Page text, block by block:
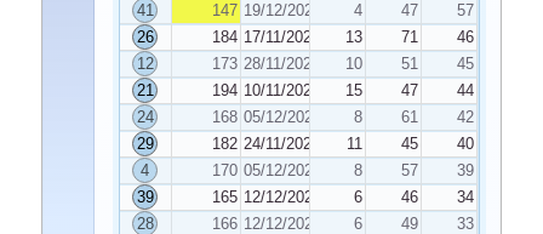
41
147 19/12/2023 4 47
57
26
184 17/11/2023 13 71
46
12
173 28/11/2023 10 51
45
21
194 10/11/2023 15 47
44
24
168 05/12/2023 8 61
42
29
182 24/11/2023 11 45
40
4
170 05/12/2023 8 57
39
39
165 12/12/2023 6 46
34
28
166 12/12/2023 6 49
33